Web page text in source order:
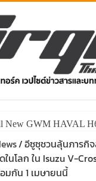
New GWM HAVAL
2.2 Ddi
/อีซูซุชวนลุ้นภารกิ
นโลก ใน Isuzu V-
มกัน 1 เมษายนนี้